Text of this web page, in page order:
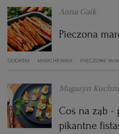
Anna Gaik
Pieczona
DODATKI MARCHEWKA PIECZONE
Magazyn
Coś na ząb -
pikantne